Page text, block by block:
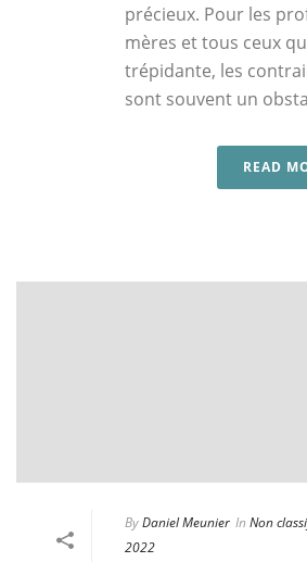
précieux. Pour les
mères et tous ceux
trépidante, les
sont souvent un
READ
ByDaniel Meunier In Non
2022